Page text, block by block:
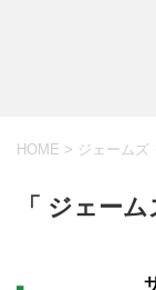
HOME > ジェームズ
「 ジェー